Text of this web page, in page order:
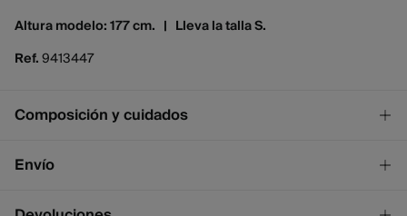
Altura modelo: 177 cm. | Lleva la talla S.
Ref.9413447
Composición y cuidados
Composición
Envío
Envío a tienda
¡GRATIS!